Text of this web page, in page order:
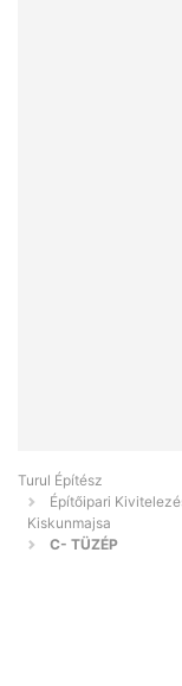
Turul Építész
Építőipari
Kiskunmajsa
C- TÜZÉP